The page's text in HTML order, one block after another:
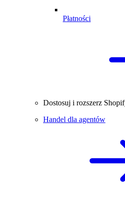
Płatności
Dostosuj i rozszerz
Handel dla agentów